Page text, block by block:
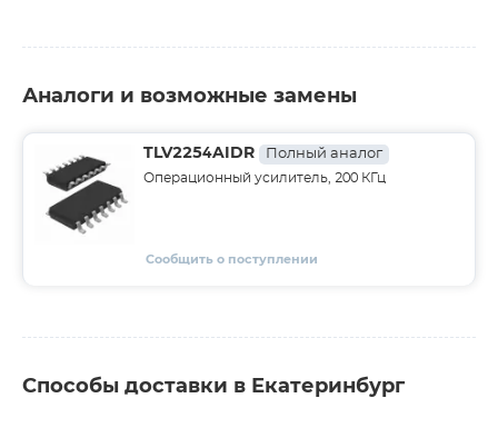
Аналоги и возможные замены
TLV2254AIDR Полный аналог
Операционный усилитель, 200 КГц
Сообщить о поступлении
Способы доставки в Екатеринбург